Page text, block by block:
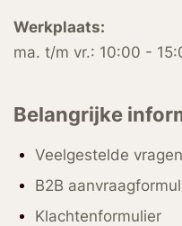
Werkplaats:
ma. t/m vr.: 10:00 -
Belangrijke
Veelgestelde vragen
B2B
Klachtenformulier